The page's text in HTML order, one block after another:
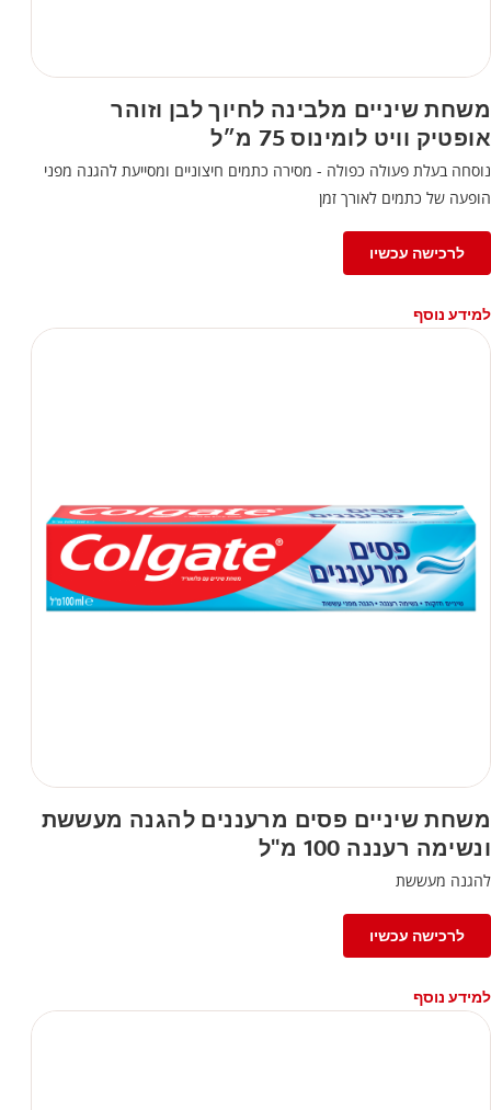
משחת שיניים מלבינה לחיוך לבן וזוהר
אופטיק וויט לומינוס 75 מ״ל
נוסחה בעלת פעולה כפולה - מסירה כתמים חיצוניים ומסייעת להגנה מפני
הופעה של כתמים לאורך זמן
לרכישה עכשיו
למידע נוסף
משחת שיניים פסים מרעננים להגנה מעששת
ונשימה רעננה 100 מ"ל
להגנה מעששת
לרכישה עכשיו
למידע נוסף